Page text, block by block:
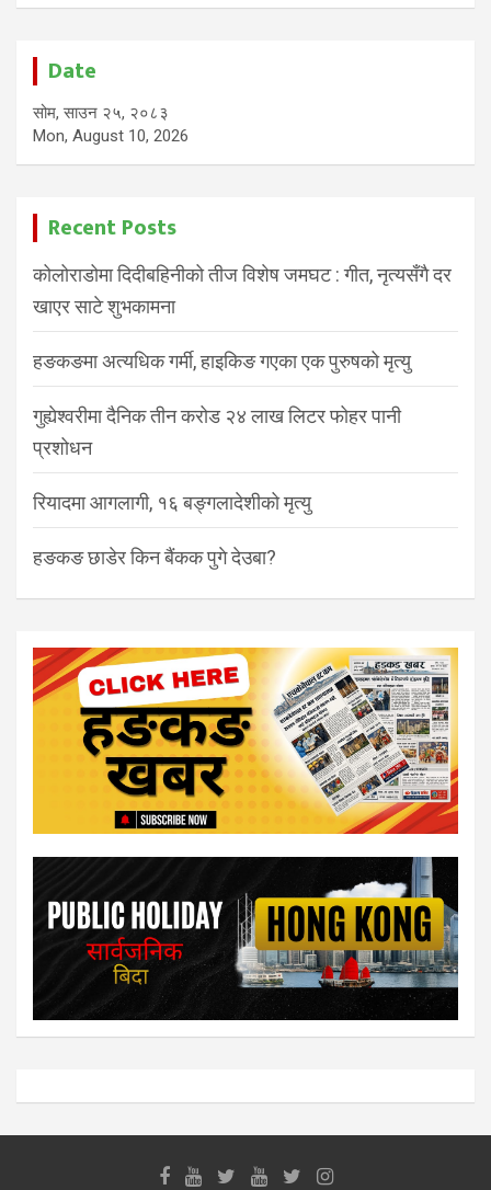
Date
सोम, साउन २५, २०८३
Mon, August 10, 2026
Recent Posts
कोलोराडोमा दिदीबहिनीको तीज विशेष जमघट : गीत, नृत्यसँगै दर
खाएर साटे शुभकामना
हङकङमा अत्यधिक गर्मी, हाइकिङ गएका एक पुरुषको मृत्यु
गुह्येश्वरीमा दैनिक तीन करोड २४ लाख लिटर फोहर पानी
प्रशोधन
रियादमा आगलागी, १६ बङ्गलादेशीको मृत्यु
हङकङ छाडेर किन बैंकक पुगे देउबा?